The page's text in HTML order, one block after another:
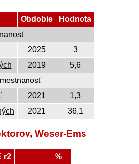
Obdobie
Hodnota
2025
3
2019
5,6
2021
1,3
2021 36,1
Weser-Ems
r2
%